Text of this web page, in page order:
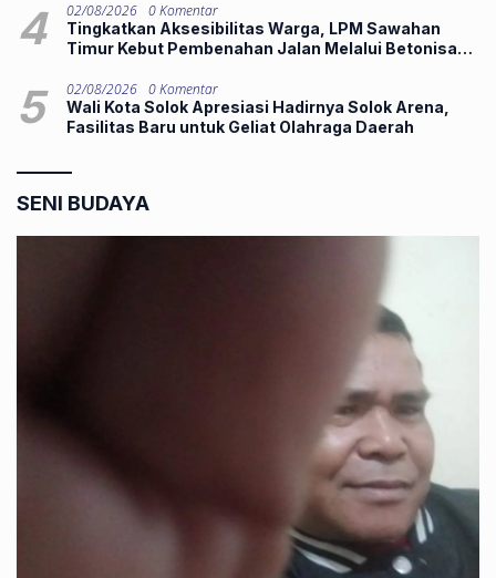
4 02/08/2026 0 Komentar
Tingkatkan Aksesibilitas Warga, LPM Sawahan
Timur Kebut Pembenahan Jalan Melalui Betonisasi
5 02/08/2026 0 Komentar
Wali Kota Solok Apresiasi Hadirnya Solok Arena,
Fasilitas Baru untuk Geliat Olahraga Daerah
SENI BUDAYA